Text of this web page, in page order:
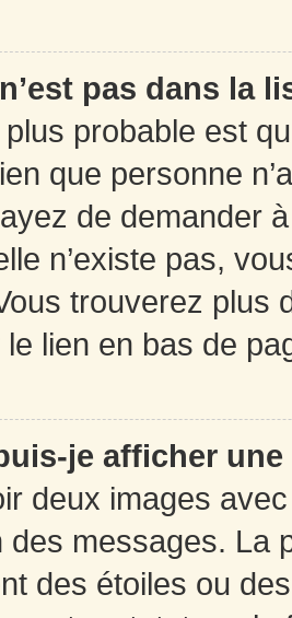
pas dans la
probable est
que personne
de demander
n’existe pas,
trouverez plus
lien en bas de
je afficher
deux images
des messages. La
des étoiles ou